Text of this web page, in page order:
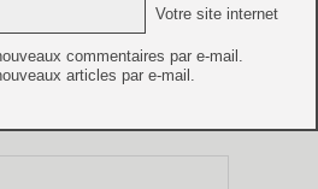
Votre site internet
commentaires par e-mail.
articles par e-mail.